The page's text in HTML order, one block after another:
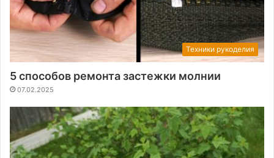
Техники рукоделия
5 способов ремонта застежки молнии
07.02.2025